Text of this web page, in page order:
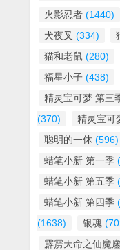
火影忍者 (1440)
犬夜叉 (334)
猫和老鼠 (280)
福星小子 (438)
精灵宝可梦 第三
(370)
精灵宝可
聪明的一休 (596)
蜡笔小新 第一季
蜡笔小新 第五季
蜡笔小新 第四季
(1638)
银魂
霹雳天命之仙魔